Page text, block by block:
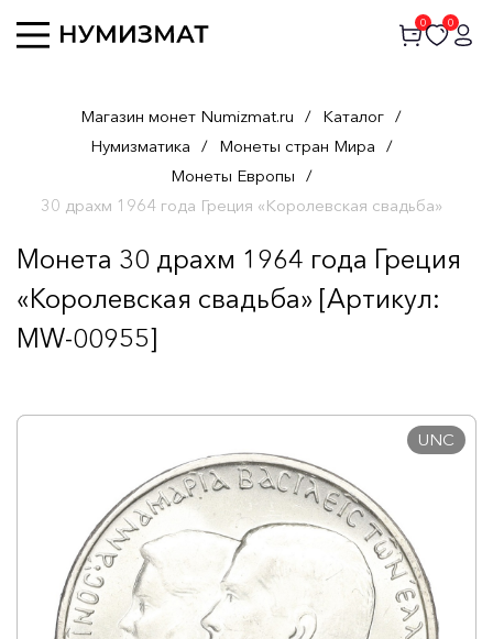
0 0
Магазин монет Numizmat.ru / Каталог /
Нумизматика / Монеты стран Мира /
Монеты Европы /
30 драхм 1964 года Греция «Королевская свадьба»
Монета 30 драхм 1964 года Греция
«Королевская свадьба» [Артикул:
MW-00955]
UNC